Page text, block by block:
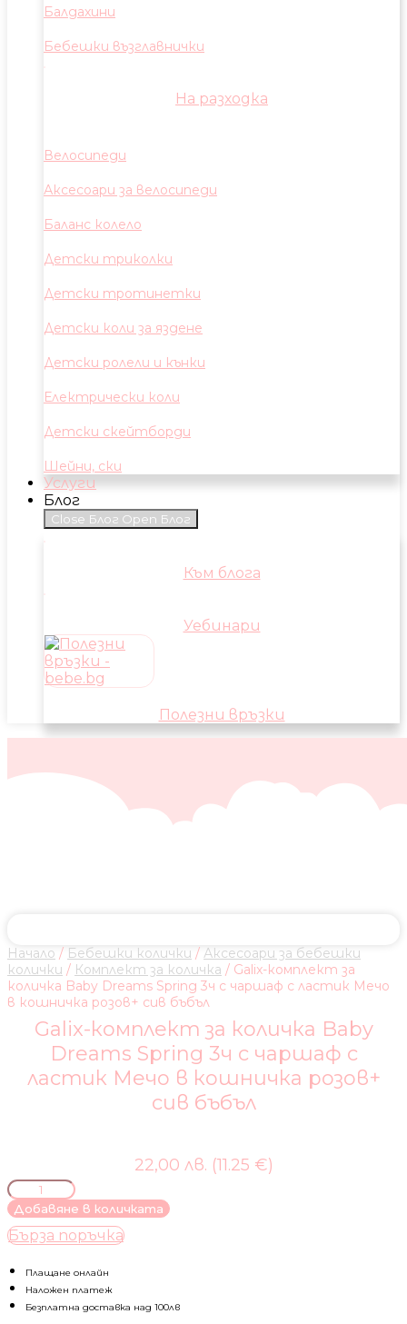
Балдахини
Бебешки възглавнички
На разходка
Велосипеди
Аксесоари за велосипеди
Баланс колело
Детски триколки
Детски тротинетки
Детски коли за яздене
Детски ролели и кънки
Електрически коли
Детски скейтборди
Шейни, ски
Услуги
Блог
Close Блог Open Блог
Към блога
Уебинари
Полезни връзки
Начало / Бебешки колички / Аксесоари за бебешки
колички / Комплект за количка / Galix-комплект за
количка Baby Dreams Spring 3ч с чаршаф с ластик Мечо
в кошничка розов+ сив бъбъл
Galix-комплект за количка Baby
Dreams Spring 3ч с чаршаф с
ластик Мечо в кошничка розов+
сив бъбъл
22,00 лв. (11.25 €)
количество
за
Galix-
комплект
количка
Baby
Dreams
Добавяне в количката
Бърза поръчка
Плащане онлайн
Наложен платеж
Безплатна доставка над 100лв